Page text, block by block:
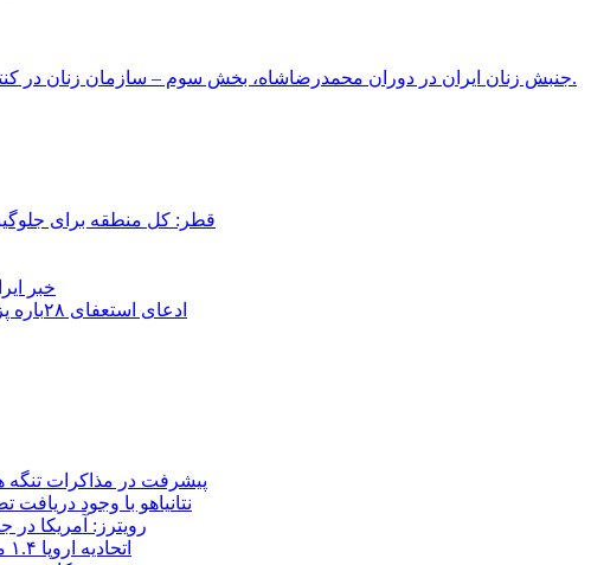
جنبش زنان ایران در دوران محمدرضاشاه، بخش سوم – سازمان زنان در کنترل مردان! پس از کودتای ۱۳۳۲ دولت کنترل سازمان زنان را بدست گرفت.
قطر: کل منطقه برای
خبر
ادعای استعفای ۲۸باره پزشکیان و هشدار مجتبی خامنه‌ای در روایت خرازی؛ رئیس‌جمهور تکذیب کرد
پیشرفت در مذاکرات تنگه
نتانیاهو با وجود
رویترز: آمریکا
اتحادیه اروپا ۱.۴ میلیارد یورو از سود دارایی‌های مسدودشده روسیه را به اوکراین ‏اختصاص داد